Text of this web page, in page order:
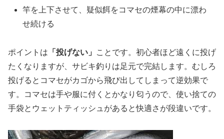
竿を上下させて、疑似餌をコマセの煙幕の中に漂わ
せ続ける
ポイントは 「投げない」
ことです。初心者ほど遠くに投げ
たくなりますが、サビキ釣りは足元で完結します。むしろ
投げるとコマセがカゴから飛び出してしまって逆効果で
す。コマセは手や服に付くとかなり匂うので、使い捨ての
手袋とウェットティッシュがあると快適さが段違いです。